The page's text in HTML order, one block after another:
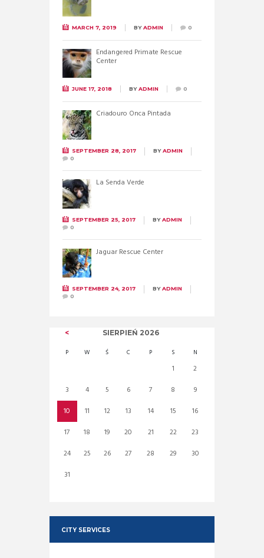
MARCH 7, 2019 BYADMIN 0
Endangered Primate Rescue
Center
JUNE 17, 2018 BYADMIN 0
Criadouro Onca Pintada
SEPTEMBER 28, 2017 BYADMIN
0
La Senda Verde
SEPTEMBER 25, 2017 BYADMIN
0
Jaguar Rescue Center
SEPTEMBER 24, 2017 BYADMIN
0
SIERPIEŃ 2026
P W Ś C P S N
1
2
3
4 5 6 7 8
9
10
11 12 13 14 15
16
17
18 19 20 21 22
23
24
25 26 27 28 29
30
31
CITY SERVICES